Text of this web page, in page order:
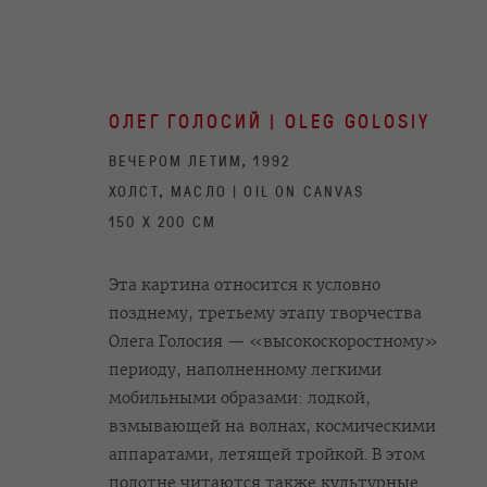
FIRST-HAND ART. THE
13 NOVEMBER 2020 - 27 JANUARY 2021
ОЛЕГ ГОЛОСИЙ | OLEG GOLOSIY
ВЕЧЕРОМ ЛЕТИМ, 1992
ХОЛСТ, МАСЛО | OIL ON CANVAS
150 X 200 СМ
Эта картина относится к условно
позднему, третьему этапу творчества
Олега Голосия — «высокоскоростному»
периоду, наполненному легкими
мобильными образами: лодкой,
взмывающей на волнах, космическими
аппаратами, летящей тройкой. В этом
полотне читаются также культурные